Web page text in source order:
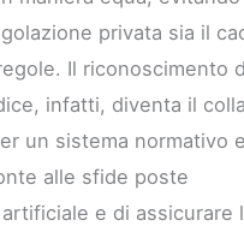
privata sia il
Il riconoscimento
infatti, diventa il
un sistema normativo
alle sfide poste
artificiale e di assicurare